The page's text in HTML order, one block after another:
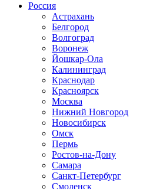
Россия
Астрахань
Белгород
Волгоград
Воронеж
Йошкар-Ола
Калининград
Краснодар
Красноярск
Москва
Нижний Новгород
Новосибирск
Омск
Пермь
Ростов-на-Дону
Самара
Санкт-Петербург
Смоленск